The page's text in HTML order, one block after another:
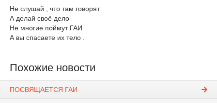
Не слушай , что там говорят
А делай своё дело
Не многие поймут ГАИ
А вы спасаете их тело .
Похожие новости
ПОСВЯЩАЕТСЯ ГАИ